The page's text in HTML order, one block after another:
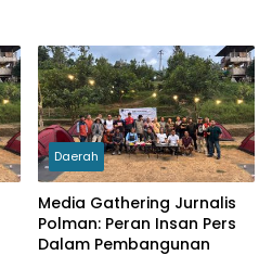
Daerah
Media Gathering Jurnalis
Polman: Peran Insan Pers
Dalam Pembangunan